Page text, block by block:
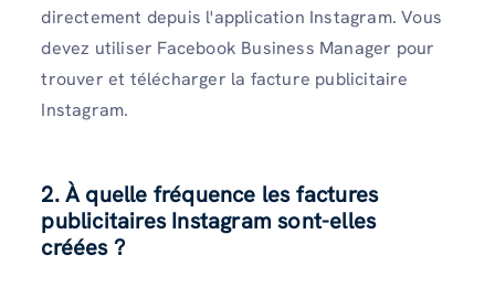
directement depuis l'application Instagram. Vous
devez utiliser Facebook Business Manager pour
trouver et télécharger la facture publicitaire
Instagram.
2. À quelle fréquence les factures
publicitaires Instagram sont-elles
créées ?